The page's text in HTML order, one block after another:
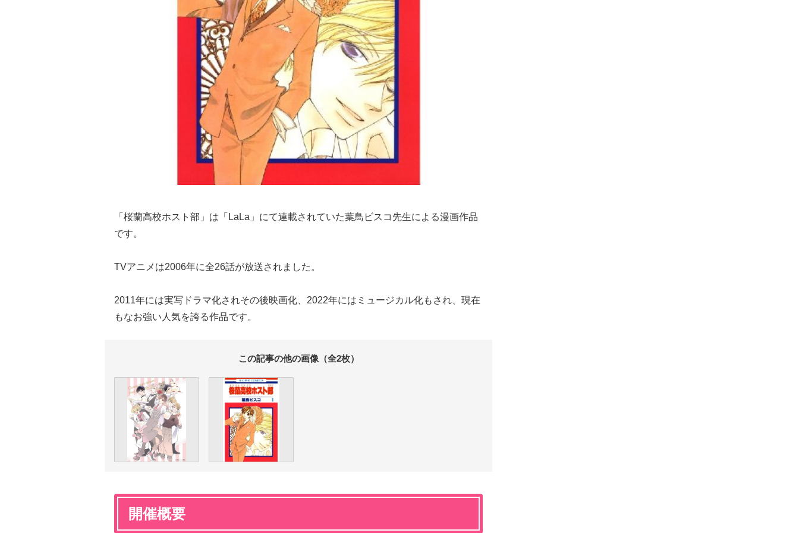
「桜蘭高校ホスト部」は「LaLa」にて連載されていた葉鳥ビスコ先生による漫画作品
です。
TVアニメは2006年に全26話が放送されました。
2011年には実写ドラマ化されその後映画化、2022年にはミュージカル化もされ、現在
もなお強い人気を誇る作品です。
この記事の他の画像（全2枚）
開催概要